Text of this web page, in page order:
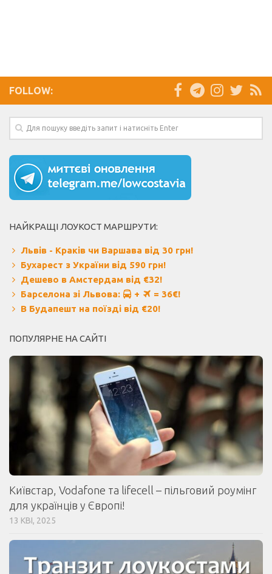
FOLLOW:
НАЙКРАЩІ ЛОУКОСТ МАРШРУТИ:
Львів - Краків чи Варшава від 30 грн!
Бухарест з України від 590 грн!
Дешево в Амстердам від €32!
Барселона зі Львова:
+
= 36€!
В Будапешт на поїзді від €20!
ПОПУЛЯРНЕ НА САЙТІ
Київстар, Vodafone та lifecell – пільговий роумінг
для українців у Європі!
13 КВІ, 2025